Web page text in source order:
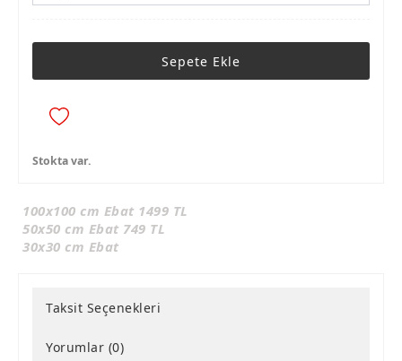
Sepete Ekle
Stokta var.
100x100 cm Ebat 1499 TL
50x50 cm Ebat 749 TL
30x30 cm Ebat
Taksit Seçenekleri
Yorumlar (0)